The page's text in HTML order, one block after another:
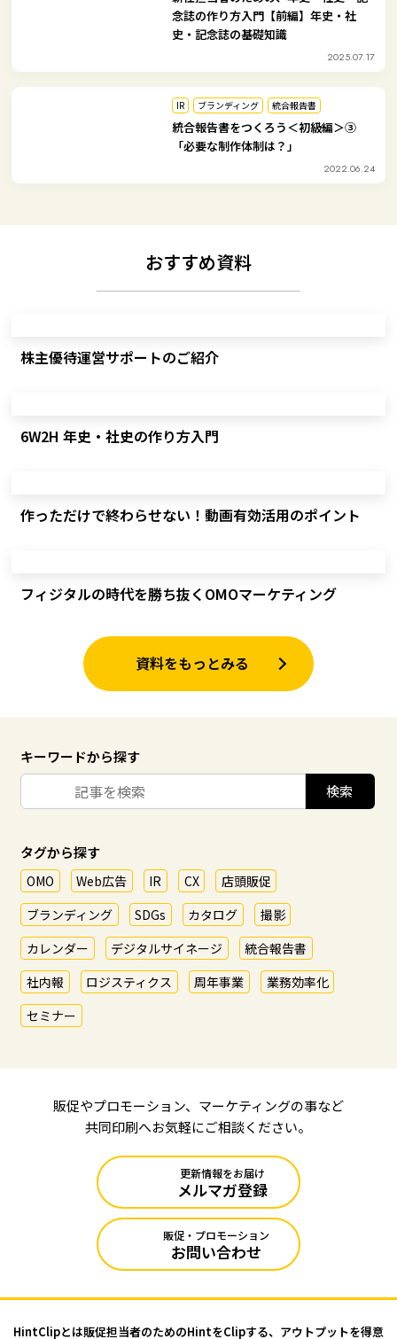
念誌の作り方入門【前編】年史・社
史・記念誌の基礎知識
2025.07.17
IR ブランディング 統合報告書
統合報告書をつくろう＜初級編＞③
「必要な制作体制は？」
2022.06.24
おすすめ資料
株主優待運営サポートのご紹介
6W2H 年史・社史の作り方入門
作っただけで終わらせない！動画有効活用のポイント
フィジタルの時代を勝ち抜くOMOマーケティング
資料をもっとみる
キーワードから探す
タグから探す
OMO Web広告 IR CX
店頭販促
ブランディング
SDGs カタログ
撮影
カレンダー
デジタルサイネージ
統合報告書
社内報
ロジスティクス 周年事業
業務効率化
セミナー
販促やプロモーション、マーケティングの事など
共同印刷へお気軽にご相談ください。
更新情報をお届け
メルマガ登録
販促・プロモーション
お問い合わせ
HintClipとは販促担当者のためのHintをClipする、アウトプットを得意